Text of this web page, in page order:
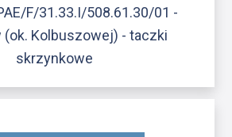
F/31.33.I/508.61.30/01 -
(ok. Kolbuszowej) - taczki
skrzynkowe